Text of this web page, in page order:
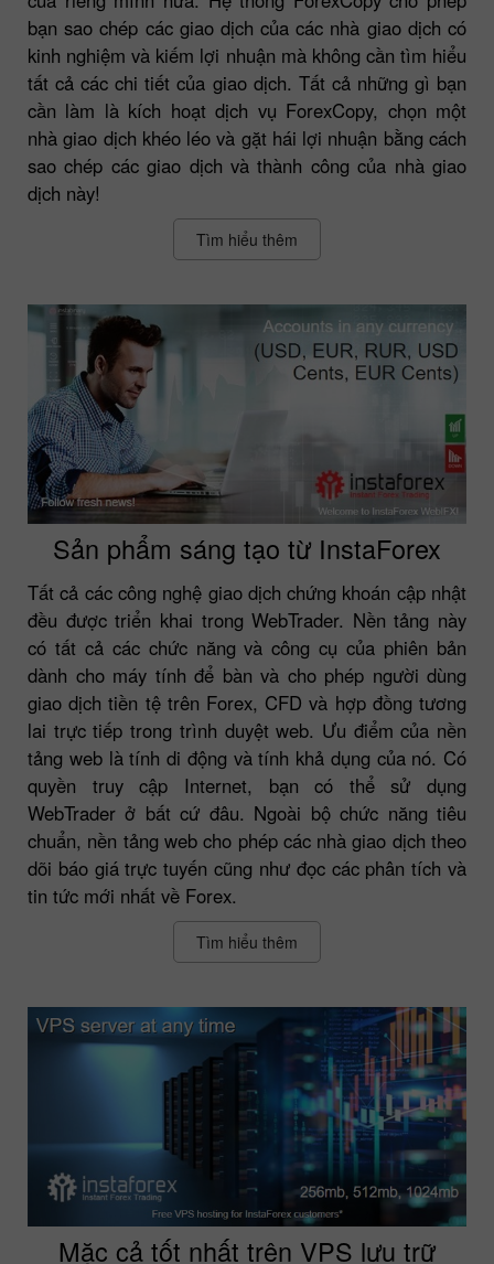
bạn sao chép các giao dịch của các nhà giao dịch có
kinh nghiệm và kiếm lợi nhuận mà không cần tìm hiểu
tất cả các chi tiết của giao dịch. Tất cả những gì bạn
cần làm là kích hoạt dịch vụ ForexCopy, chọn một
nhà giao dịch khéo léo và gặt hái lợi nhuận bằng cách
sao chép các giao dịch và thành công của nhà giao
dịch này!
Tìm hiểu thêm
Sản phẩm sáng tạo từ InstaForex
Tất cả các công nghệ giao dịch chứng khoán cập nhật
đều được triển khai trong WebTrader. Nền tảng này
có tất cả các chức năng và công cụ của phiên bản
dành cho máy tính để bàn và cho phép người dùng
giao dịch tiền tệ trên Forex, CFD và hợp đồng tương
lai trực tiếp trong trình duyệt web. Ưu điểm của nền
tảng web là tính di động và tính khả dụng của nó. Có
quyền truy cập Internet, bạn có thể sử dụng
WebTrader ở bất cứ đâu. Ngoài bộ chức năng tiêu
chuẩn, nền tảng web cho phép các nhà giao dịch theo
dõi báo giá trực tuyến cũng như đọc các phân tích và
tin tức mới nhất về Forex.
Tìm hiểu thêm
Mặc cả tốt nhất trên VPS lưu trữ